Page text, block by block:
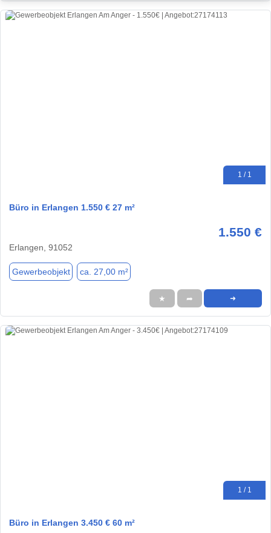
1 / 1
Büro in Erlangen 1.550 € 27 m²
1.550 €
Erlangen, 91052
Gewerbeobjekt ca. 27,00 m²
★ ➦ ➜
1 / 1
Büro in Erlangen 3.450 € 60 m²